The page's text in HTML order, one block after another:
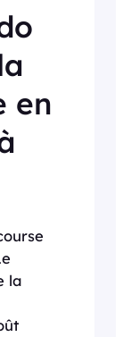
en
la